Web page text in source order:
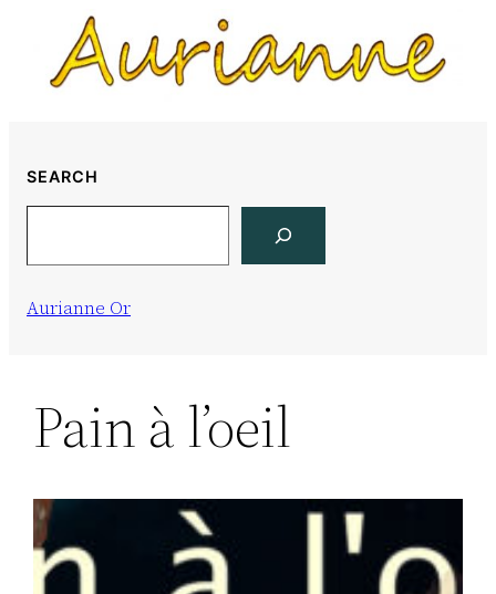
content
SEARCH
Aurianne Or
Pain à l’oeil